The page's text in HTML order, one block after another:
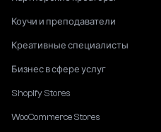
Коучи и преподаватели
Креативные специалисты
Бизнес в сфере услуг
Shopify Stores
WooCommerce Stores